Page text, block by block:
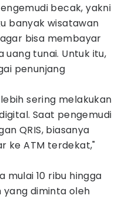
becak, yakni
banyak wisatawan
bisa membayar
uang tunai. Untuk itu,
penunjang
sering melakukan
Saat pengemudi
QRIS, biasanya
ke ATM terdekat,"
mulai 10 ribu hingga
diminta oleh